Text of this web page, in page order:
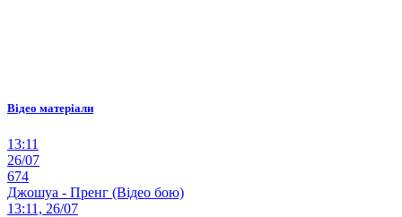
Відео матеріали
13:11
26/07
674
Джошуа - Пренг (Відео бою)
13:11, 26/07